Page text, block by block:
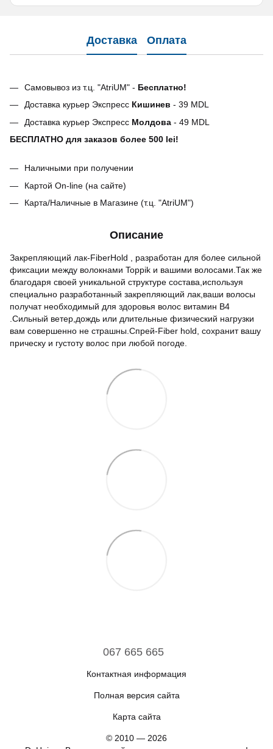
Доставка Оплата
Самовывоз из т.ц. "AtriUM" - Бесплатно!
Доставка курьер Экспресс Кишинев - 39 MDL
Доставка курьер Экспресс Молдова - 49 MDL
БЕСПЛАТНО для заказов более 500 lei!
Наличными при получении
Картой On-line (на сайте)
Карта/Наличные в Магазине (т.ц. "AtriUM")
Описание
Закрепляющий лак-FiberHold , разработан для более сильной
фиксации между волокнами Toppik и вашими волосами.Так же
благодаря своей уникальной структуре состава,используя
специально разработанный закрепляющий лак,ваши волосы
получат необходимый для здоровья волос витамин B4
.Сильный ветер,дождь или длительные физический нагрузки
вам совершенно не страшны.Спрей-Fiber hold, сохранит вашу
прическу и густоту волос при любой погоде.
067 665 665
Контактная информация
Полная версия сайта
Карта сайта
© 2010 — 2026